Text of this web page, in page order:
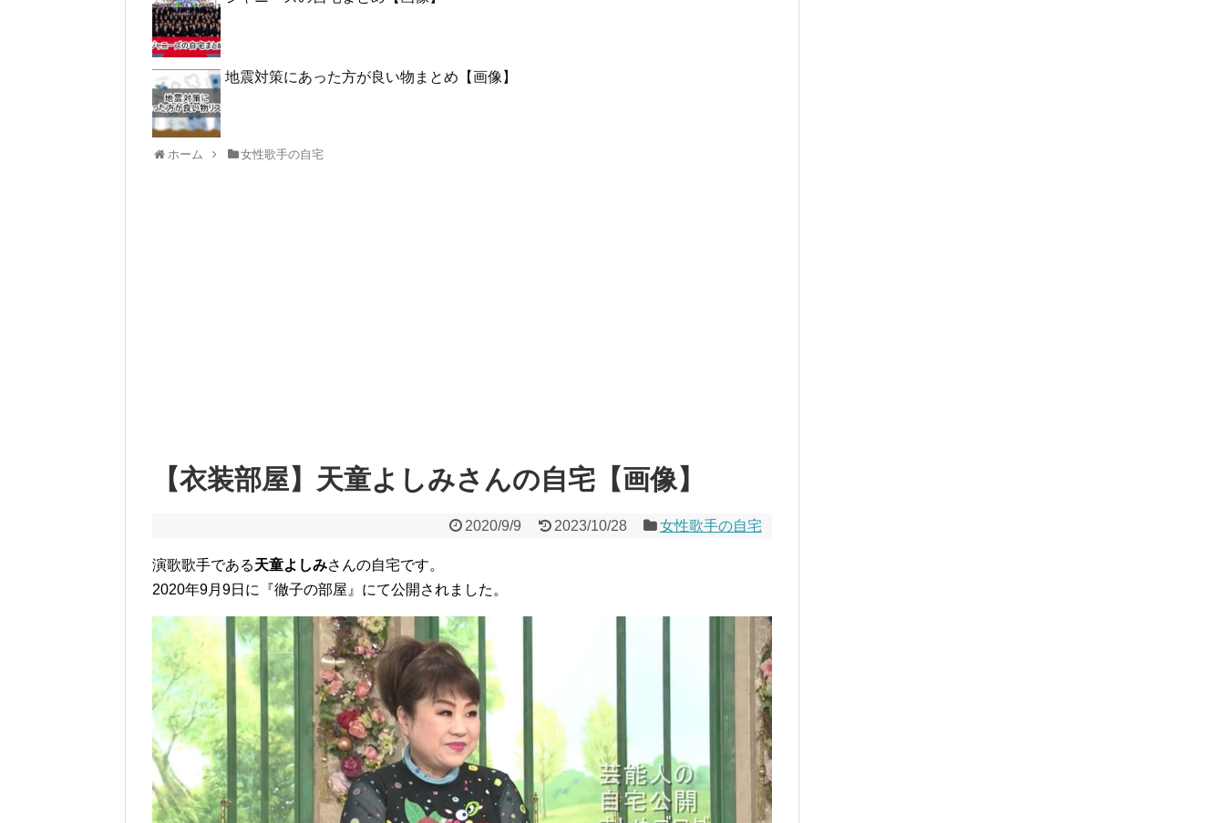
地震対策にあった方が良い物まとめ【画像】
ホーム 女性歌手の自宅
【衣装部屋】天童よしみさんの自宅【画像】
2020/9/9 2023/10/28 女性歌手の自宅
演歌歌手である天童よしみさんの自宅です。
2020年9月9日に『徹子の部屋』にて公開されました。